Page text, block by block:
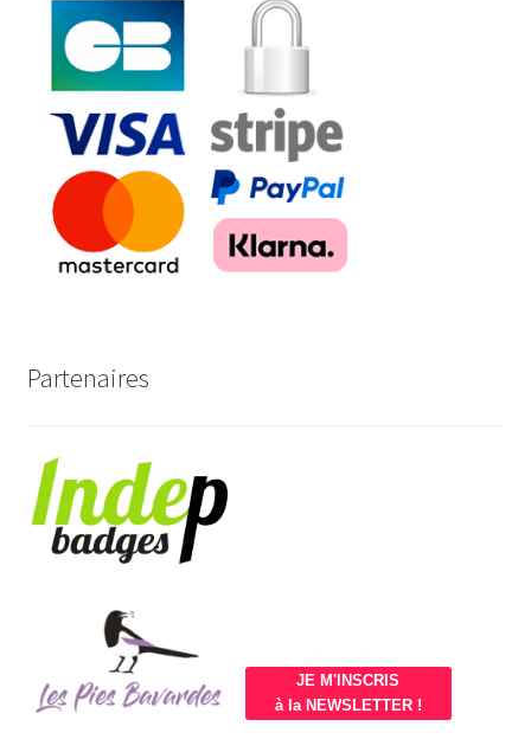
Partenaires
JE M'INSCRIS
à la NEWSLETTER !